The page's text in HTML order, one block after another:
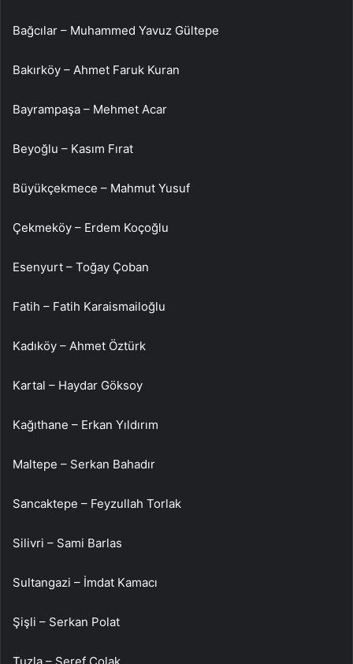
Bağcılar – Muhammed Yavuz Gültepe
Bakırköy – Ahmet Faruk Kuran
Bayrampaşa – Mehmet Acar
Beyoğlu – Kasım Fırat
Büyükçekmece – Mahmut Yusuf
Çekmeköy – Erdem Koçoğlu
Esenyurt – Toğay Çoban
Fatih – Fatih Karaismailoğlu
Kadıköy – Ahmet Öztürk
Kartal – Haydar Göksoy
Kağıthane – Erkan Yıldırım
Maltepe – Serkan Bahadır
Sancaktepe – Feyzullah Torlak
Silivri – Sami Barlas
Sultangazi – İmdat Kamacı
Şişli – Serkan Polat